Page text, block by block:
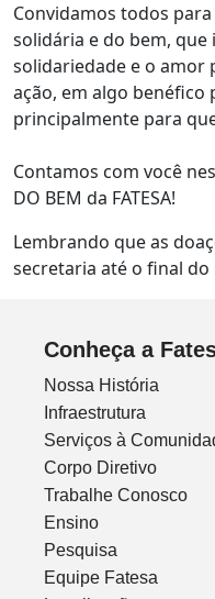
Convidamos todos
solidária e do bem, que
solidariedade e o
ação, em algo benéfico
principalmente para
Contamos com você
DO BEM da FATESA!
Lembrando que as
secretaria até o final
Conheça a
Nossa História
Infraestrutura
Serviços à
Corpo Diretivo
Trabalhe Conosco
Ensino
Pesquisa
Equipe Fatesa